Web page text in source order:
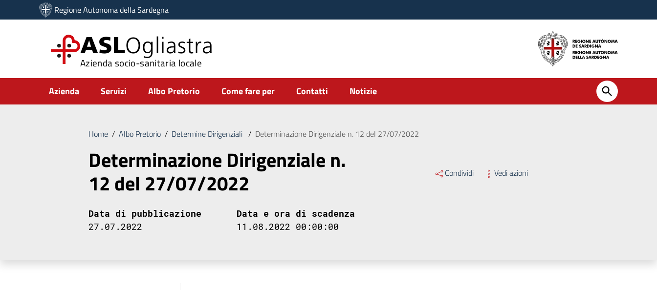
Vai ai contenuti
Vai al menu di navigazione
Regione Autonoma della Sardegna
ASLOgliastra
Azienda socio-sanitaria locale
Submenu
Azienda Servizi Albo Pretorio Come fare per Contatti Notizie
Home / Albo Pretorio / Determine Dirigenziali / Determinazione Dirigenziale n. 12 del 27/07/2022
Determinazione Dirigenziale n.
12 del 27/07/2022 Condividi Vedi azioni
Data di pubblicazione
27.07.2022
Data e ora di scadenza
11.08.2022 00:00:00